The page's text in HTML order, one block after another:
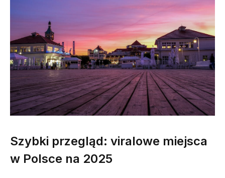
Szybki przegląd: viralowe miejsca
w Polsce na 2025